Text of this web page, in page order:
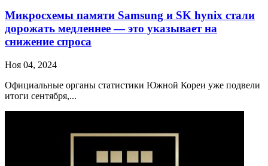
Микросхемы памяти Samsung и SK hynix стали
дорожать медленнее — это указывает на
снижение спроса
Ноя 04, 2024
Официальные органы статистики Южной Кореи уже подвели
итоги сентября,...